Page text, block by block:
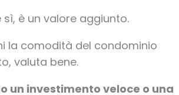
sì, è un valore aggiunto.
la comodità del condominio
valuta bene.
un investimento veloce o una